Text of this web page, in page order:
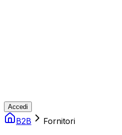
Accedi
B2B Fornitori